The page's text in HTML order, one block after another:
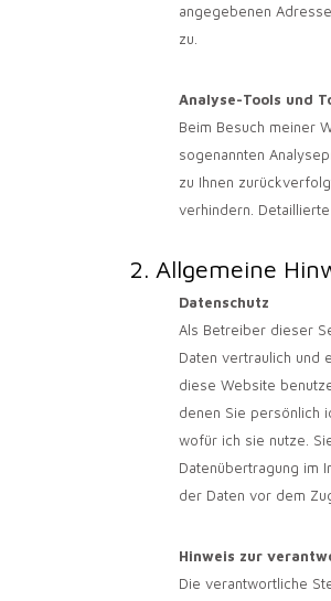
angegebenen
zu.
Analyse-Tools und
Beim Besuch meiner
sogenannten
zu Ihnen
verhindern.
2. Allgemeine
Datenschutz
Als Betreiber dieser
Daten vertraulich und
diese Website
denen Sie persönlich
wofür ich sie nutze.
Datenübertragung im
der Daten vor dem
Hinweis zur
Die verantwortliche